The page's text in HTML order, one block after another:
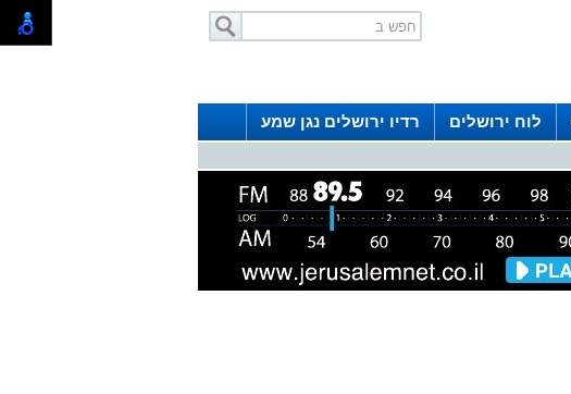
לוח ירושלים
רדיו ירושלים נגן שמע